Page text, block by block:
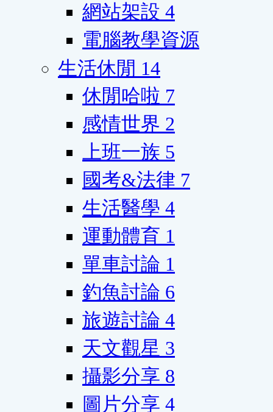
網站架設 4
電腦教學資源
生活休閒 14
休閒哈啦 7
感情世界 2
上班一族 5
國考&法律 7
生活醫學 4
運動體育 1
單車討論 1
釣魚討論 6
旅遊討論 4
天文觀星 3
攝影分享 8
圖片分享 4